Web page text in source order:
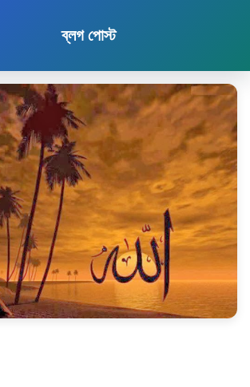
ব্লগ পোস্ট